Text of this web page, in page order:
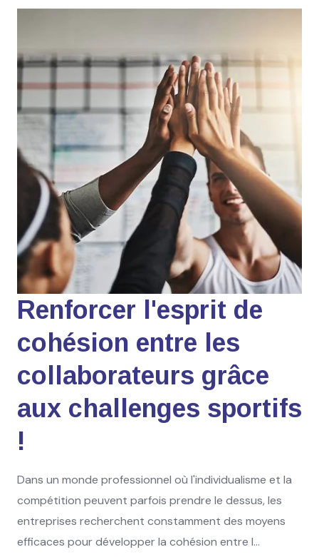
Renforcer l'esprit de
cohésion entre les
collaborateurs grâce
aux challenges sportifs
!
Dans un monde professionnel où l'individualisme et la
compétition peuvent parfois prendre le dessus, les
entreprises recherchent constamment des moyens
efficaces pour développer la cohésion entre l...